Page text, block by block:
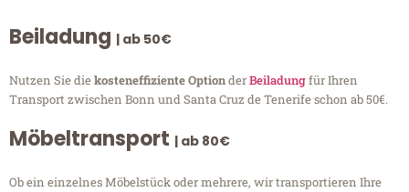
Beiladung | ab 50€
Nutzen Sie diekosteneffiziente OptionderBeiladungfür Ihren
Transport zwischen Bonn und Santa Cruz de Tenerife schon ab 50€.
Möbeltransport | ab 80€
Ob ein einzelnes Möbelstück oder mehrere, wir transportieren Ihre